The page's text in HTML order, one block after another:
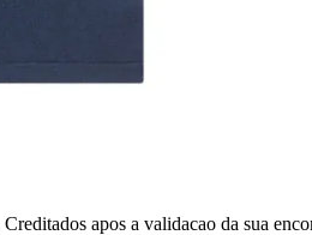
Creditados apos a validacao da sua